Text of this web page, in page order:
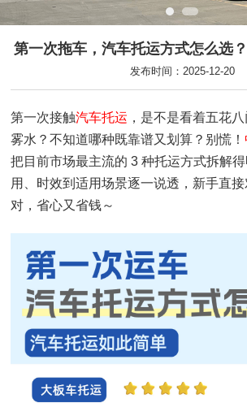
第一次拖车，汽车托运方式怎么选
发布时间：2025-12-20
第一次接触汽车托运 ，是不是看着五花
雾水？不知道哪种既靠谱又划算？别慌！
把目前市场最主流的 3 种托运方式拆解
用、时效到适用场景逐一说透，新手直
对，省心又省钱～